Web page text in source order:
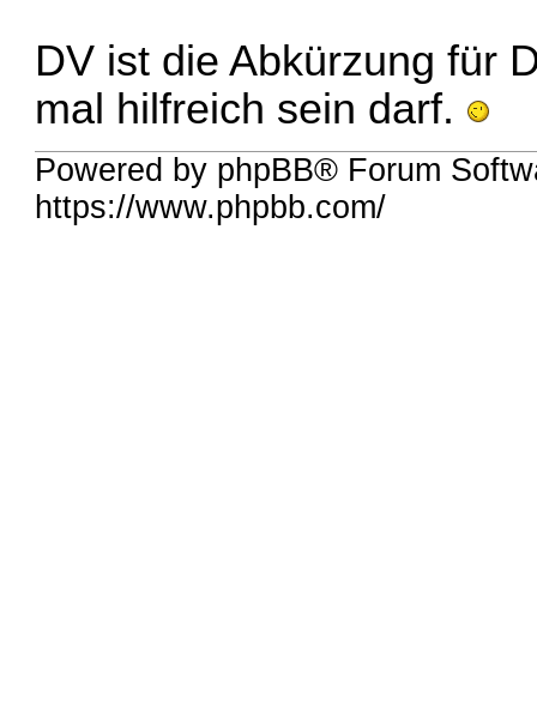
DV ist die Abkürzung für
mal hilfreich sein darf.
Powered by phpBB® Forum
https://www.phpbb.com/